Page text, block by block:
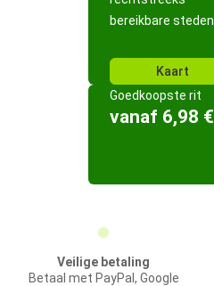
bereikbare steden
Kaart
Goedkoopste rit
vanaf 6,98 €
Veilige betaling
Betaal met PayPal, Google